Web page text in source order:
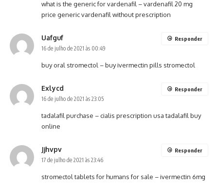
what is the generic for vardenafil –vardenafil 20 mg
price generic vardenafil without prescription
Uafguf
16 de julho de 2021 às 00:49
buy oral stromectol –buy ivermectin pills stromectol
Responder
Exlycd
16 de julho de 2021 às 23:05
tadalafil purchase – cialis prescription usatadalafil buy
online
Responder
Jjhvpv
17 de julho de 2021 às 23:46
stromectol tablets for humans for sale –ivermectin 6mg
Responder